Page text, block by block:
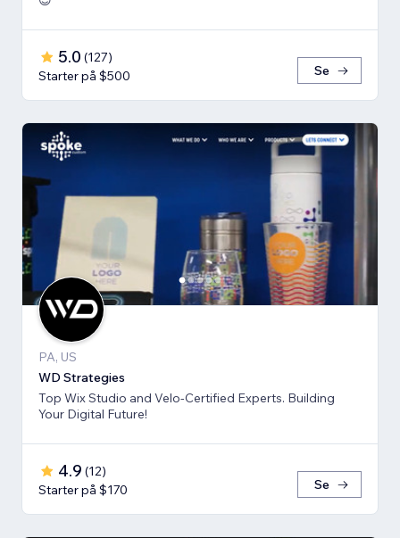
5.0 (127)
Starter på $500
Se
PA, US
WD Strategies
Top Wix Studio and Velo-Certified Experts. Building
Your Digital Future!
4.9 (12)
Starter på $170
Se